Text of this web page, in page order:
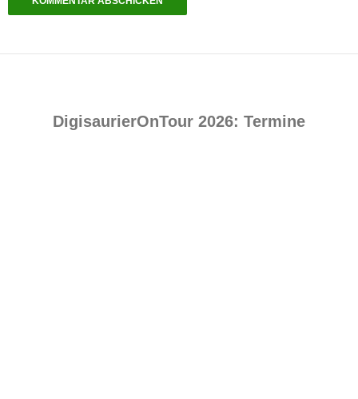
DigisaurierOnTour 2026: Termine